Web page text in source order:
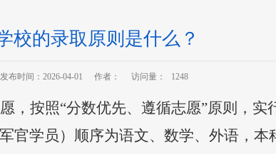
校的录取原则是什么？
发布时间：2026-04-01 作者： 访问量： 1248
，按照“分数优先、遵循志愿”原则，实
官学员）顺序为语文、数学、外语，本